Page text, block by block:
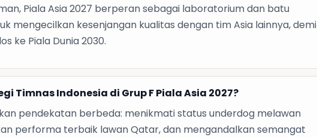
Piala Asia 2027 berperan sebagai laboratorium dan batu
mengecilkan kesenjangan kualitas dengan tim Asia lainnya, demi
ke Piala Dunia 2030.
Timnas Indonesia di Grup F Piala Asia 2027?
pendekatan berbeda: menikmati status underdog melawan
performa terbaik lawan Qatar, dan mengandalkan semangat